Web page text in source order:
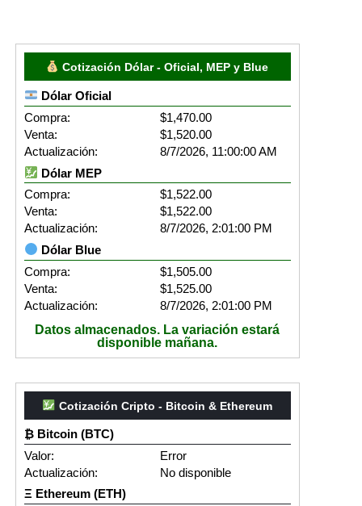
Cotización Dólar - Oficial, MEP y Blue
Dólar Oficial
Compra:
$1,470.00
Venta:
$1,520.00
Actualización:
8/7/2026, 11:00:00 AM
Dólar MEP
Compra:
$1,522.00
Venta:
$1,522.00
Actualización:
8/7/2026, 2:01:00 PM
Dólar Blue
Compra:
$1,505.00
Venta:
$1,525.00
Actualización:
8/7/2026, 2:01:00 PM
Datos almacenados. La variación estará
disponible mañana.
Cotización Cripto - Bitcoin & Ethereum
₿ Bitcoin (BTC)
Valor:
Error
Actualización:
No disponible
Ξ Ethereum (ETH)